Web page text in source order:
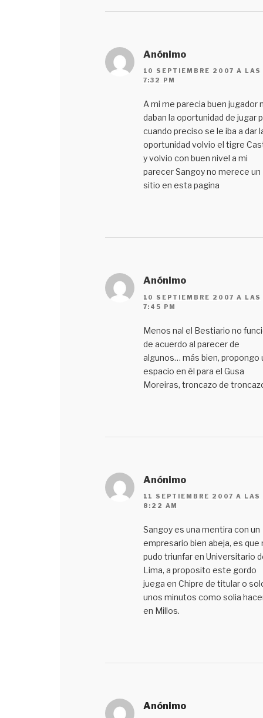
Anónimo
10 SEPTIEMBRE 2007 A LAS
7:32 PM
A mi me parecia buen jugador
daban la oportunidad de jugar
cuando preciso se le iba a dar
oportunidad volvio el tigre
y volvio con buen nivel a mi
parecer Sangoy no merece un
sitio en esta pagina
Anónimo
10 SEPTIEMBRE 2007 A LAS
7:45 PM
Menos nal el Bestiario no
de acuerdo al parecer de
algunos… más bien, propongo
espacio en él para el Gusa
Moreiras, troncazo de
Anónimo
11 SEPTIEMBRE 2007 A LAS
8:22 AM
Sangoy es una mentira con un
empresario bien abeja, es que
pudo triunfar en Universitario
Lima, a proposito este gordo
juega en Chipre de titular o
unos minutos como solia
en Millos.
Anónimo